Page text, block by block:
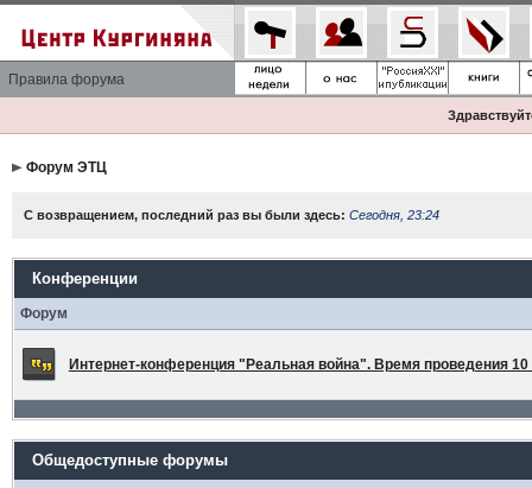
Правила форума
Форум ЭТЦ
С возвращением, последний раз вы были здесь: Сегодня, 23:24
Конференции
Форум
Интернет-конференция "Реальная война". Время проведения 10
Общедоступные форумы